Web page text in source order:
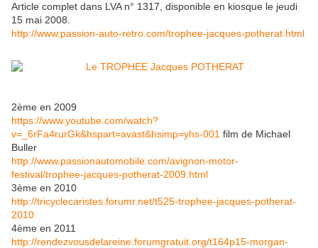
Article complet dans LVA n° 1317, disponible en kiosque le jeudi
15 mai 2008.
http://www.passion-auto-retro.com/trophee-jacques-potherat.html
2ème en 2009
https://www.youtube.com/watch?
v=_6rFa4rurGk&hspart=avast&hsimp=yhs-001 film de Michael
Buller
http://www.passionautomobile.com/avignon-motor-
festival/trophee-jacques-potherat-2009.html
3ème en 2010
http://tricyclecaristes.forumr.net/t525-trophee-jacques-potherat-
2010
4ème en 2011
http://rendezvousdelareine.forumgratuit.org/t164p15-morgan-